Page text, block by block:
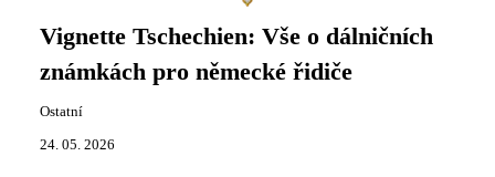
Vignette Tschechien: Vše o dálničních
známkách pro německé řidiče
Ostatní
24. 05. 2026